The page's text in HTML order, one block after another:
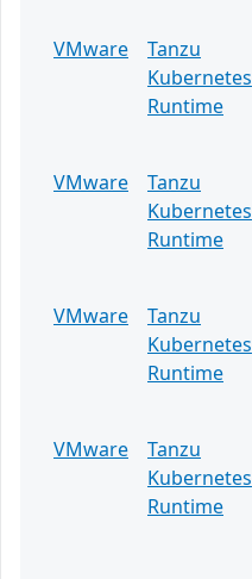
VMware
Tanzu
Kubernetes
Runtime
VMware
Tanzu
Kubernetes
Runtime
VMware
Tanzu
Kubernetes
Runtime
VMware
Tanzu
Kubernetes
Runtime